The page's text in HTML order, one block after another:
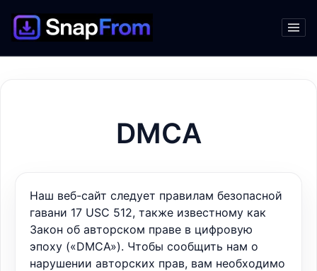
DMCA
Наш веб-сайт следует правилам безопасной
гавани 17 USC 512, также известному как
Закон об авторском праве в цифровую
эпоху («DMCA»). Чтобы сообщить нам о
нарушении авторских прав, вам необходимо